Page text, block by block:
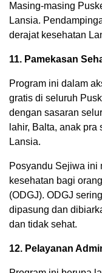
Masing-masing
Lansia.
derajat kesehatan
11. Pamekasan
Program ini dalam
gratis di seluruh
dengan sasaran
lahir, Balta, anak
Lansia.
Posyandu Sejiwa ini
kesehatan bagi
(ODGJ). ODGJ
dipasung dan
dan tidak sehat.
12. Pelayanan